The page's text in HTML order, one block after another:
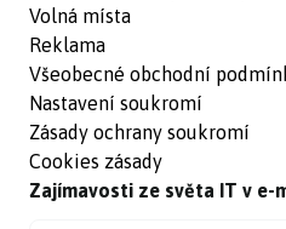
Volná místa
Reklama
Všeobecné obchodní
Nastavení soukromí
Zásady ochrany soukromí
Cookies zásady
Zajímavosti ze světa IT v e-